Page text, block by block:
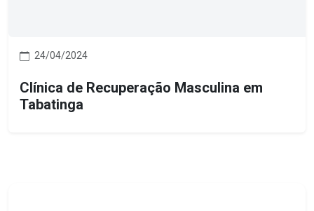
24/04/2024
Clínica de Recuperação Masculina em
Tabatinga